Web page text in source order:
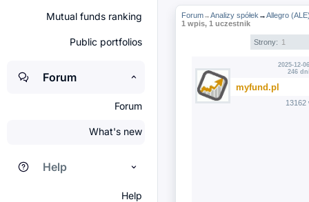
Mutual funds ranking
Public portfolios
Forum
Forum
What's new
Help
Help
Forum→Analizy spółek →Allegro
1 wpis, 1 uczestnik
Strony: 1
2025-12-
246
myfund.pl
13162